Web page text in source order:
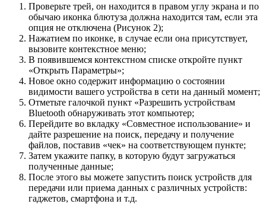
Проверьте трей, он находится в правом углу экрана и по
обычаю иконка блютуза должна находится там, если эта
опция не отключена (Рисунок 2);
Нажатием по иконке, в случае если она присутствует,
вызовите контекстное меню;
В появившемся контекстном списке откройте пункт
«Открыть Параметры»;
Новое окно содержит информацию о состоянии
видимости вашего устройства в сети на данный момент;
Отметьте галочкой пункт «Разрешить устройствам
Bluetooth обнаруживать этот компьютер;
Перейдите во вкладку «Совместное использование» и
дайте разрешение на поиск, передачу и получение
файлов, поставив «чек» на соответствующем пункте;
Затем укажите папку, в которую будут загружаться
полученные данные;
После этого вы можете запустить поиск устройств для
передачи или приема данных с различных устройств:
гаджетов, смартфона и т.д.